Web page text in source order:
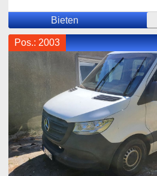
Bieten
Pos.: 2003